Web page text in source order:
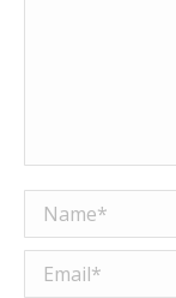
Name *
Email *